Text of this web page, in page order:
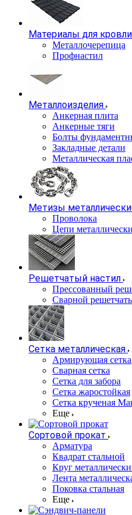
Материалы для кровли
Металлочерепица
Профнастил
Металлоизделия
Анкерная плита
Анкерные тяги
Болты
Закладные детали
Металлическая
Метизы
Проволока
Цепи
Решетчатый настил
Прессованный
Сварной
Сетка металлическая
Армирующая сетка
Сварная сетка
Сетка для забора
Сетка жаростойкая
Сетка крученая
Еще
Сортовой прокат
Арматура
Квадрат стальной
Круг
Лента
Поковка стальная
Еще